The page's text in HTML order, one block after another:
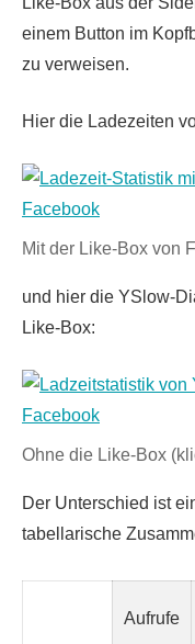
einem Button im
zu verweisen.
Hier die Ladezeiten
Mit der Like-Box von
und hier die YSlow-
Like-Box:
Ohne die Like-Box
Der Unterschied ist
tabellarische
Aufrufe